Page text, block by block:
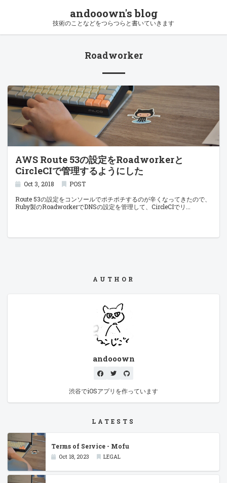
andooown's blog
技術のことなどをつらつらと書いていきます
Roadworker
AWS Route 53の設定をRoadworkerと
CircleCIで管理するようにした
Oct 3, 2018
POST
Route 53の設定をコンソールでポチポチするのが辛くなってきたので、
Ruby製のRoadworkerでDNSの設定を管理して、CircleCIでリ
AUTHOR
andooown
渋谷でiOSアプリを作っています
LATESTS
Terms of Service - Mofu
Oct 18, 2023 LEGAL